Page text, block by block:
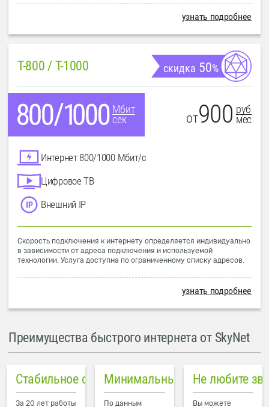
узнать подробнее
T-800 / T-1000 скидка 50%
Мбит
сек
от900 руб
мес
Интернет 800/1000 Мбит/с
Цифровое ТВ
Внешний IP
Скорость подключения к интернету определяется индивидуально
в зависимости от адреса подключения и используемой
технологии. Услуга доступна по ограниченному списку адресов.
узнать подробнее
Преимущества быстрого интернета от SkyNet
Стабильное соединение
За 20 лет работы
Минимальный пинг в городе
По данным
Не любите
Вы можете